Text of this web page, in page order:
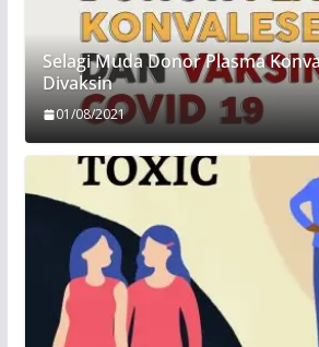
Selagi Muda Donor Plasma
Divaksin
01/08/2021